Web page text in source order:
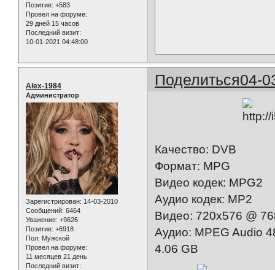
Позитив: +583
Провел на форуме:
29 дней 15 часов
Последний визит:
10-01-2021 04:48:00
Поделиться04-
Alex-1984
Администратор
Зарегистрирован: 14-03-2010
Сообщений: 6464
Уважение: +9626
Позитив: +6918
Пол: Мужской
Провел на форуме:
11 месяцев 21 день
Последний визит:
Качество: DVB
Формат: MPG
Видео кодек: MPG2
Аудио кодек: MP2
Видео: 720x576 @
Аудио: MPEG Audio
4.06 GB